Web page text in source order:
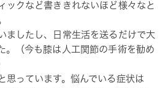
ックなど書ききれないほど様々なと
ましたし、日常生活を送るだけで大
。（今も膝は人工関節の手術を勧め
思っています。悩んでいる症状は